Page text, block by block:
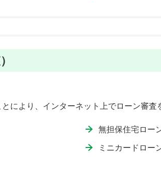
により、インターネット上でローン審査
無担保住宅ロー
ミニカードロー